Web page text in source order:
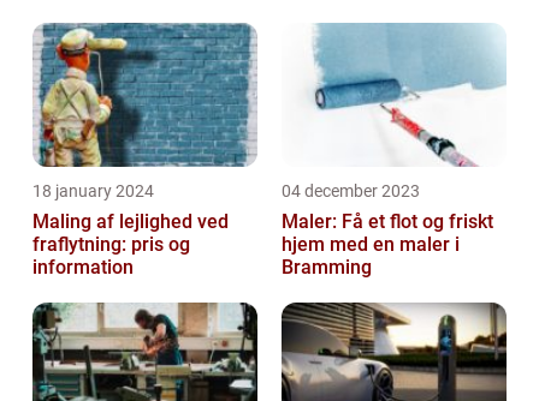
18 january 2024
Maling af lejlighed ved
fraflytning: pris og
information
04 december 2023
Maler: Få et flot og friskt
hjem med en maler i
Bramming